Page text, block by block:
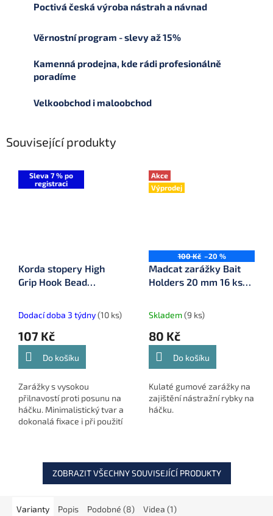
Poctivá česká výroba nástrah a návnad
Věrnostní program - slevy až 15%
Kamenná prodejna, kde rádi profesionálně
poradíme
Velkoobchod i maloobchod
Související produkty
Sleva 7 % po
registraci
Korda stopery High
Grip Hook Bead
Dodací doba 3 týdny(10 ks)
107 Kč
Do košíku
Zarážky s vysokou
přilnavostí proti posunu na
háčku. Minimalistický tvar a
dokonalá fixace i při použití
Akce
Výprodej
100 Kč –20 %
Madcat zarážky Bait
Holders 20 mm 16 ks
Skladem(9 ks)
80 Kč
Do košíku
Kulaté gumové zarážky na
zajištění nástražní rybky na
háčku.
ZOBRAZIT VŠECHNY SOUVISEJÍCÍ PRODUKTY
Varianty Popis Podobné (8) Videa (1)